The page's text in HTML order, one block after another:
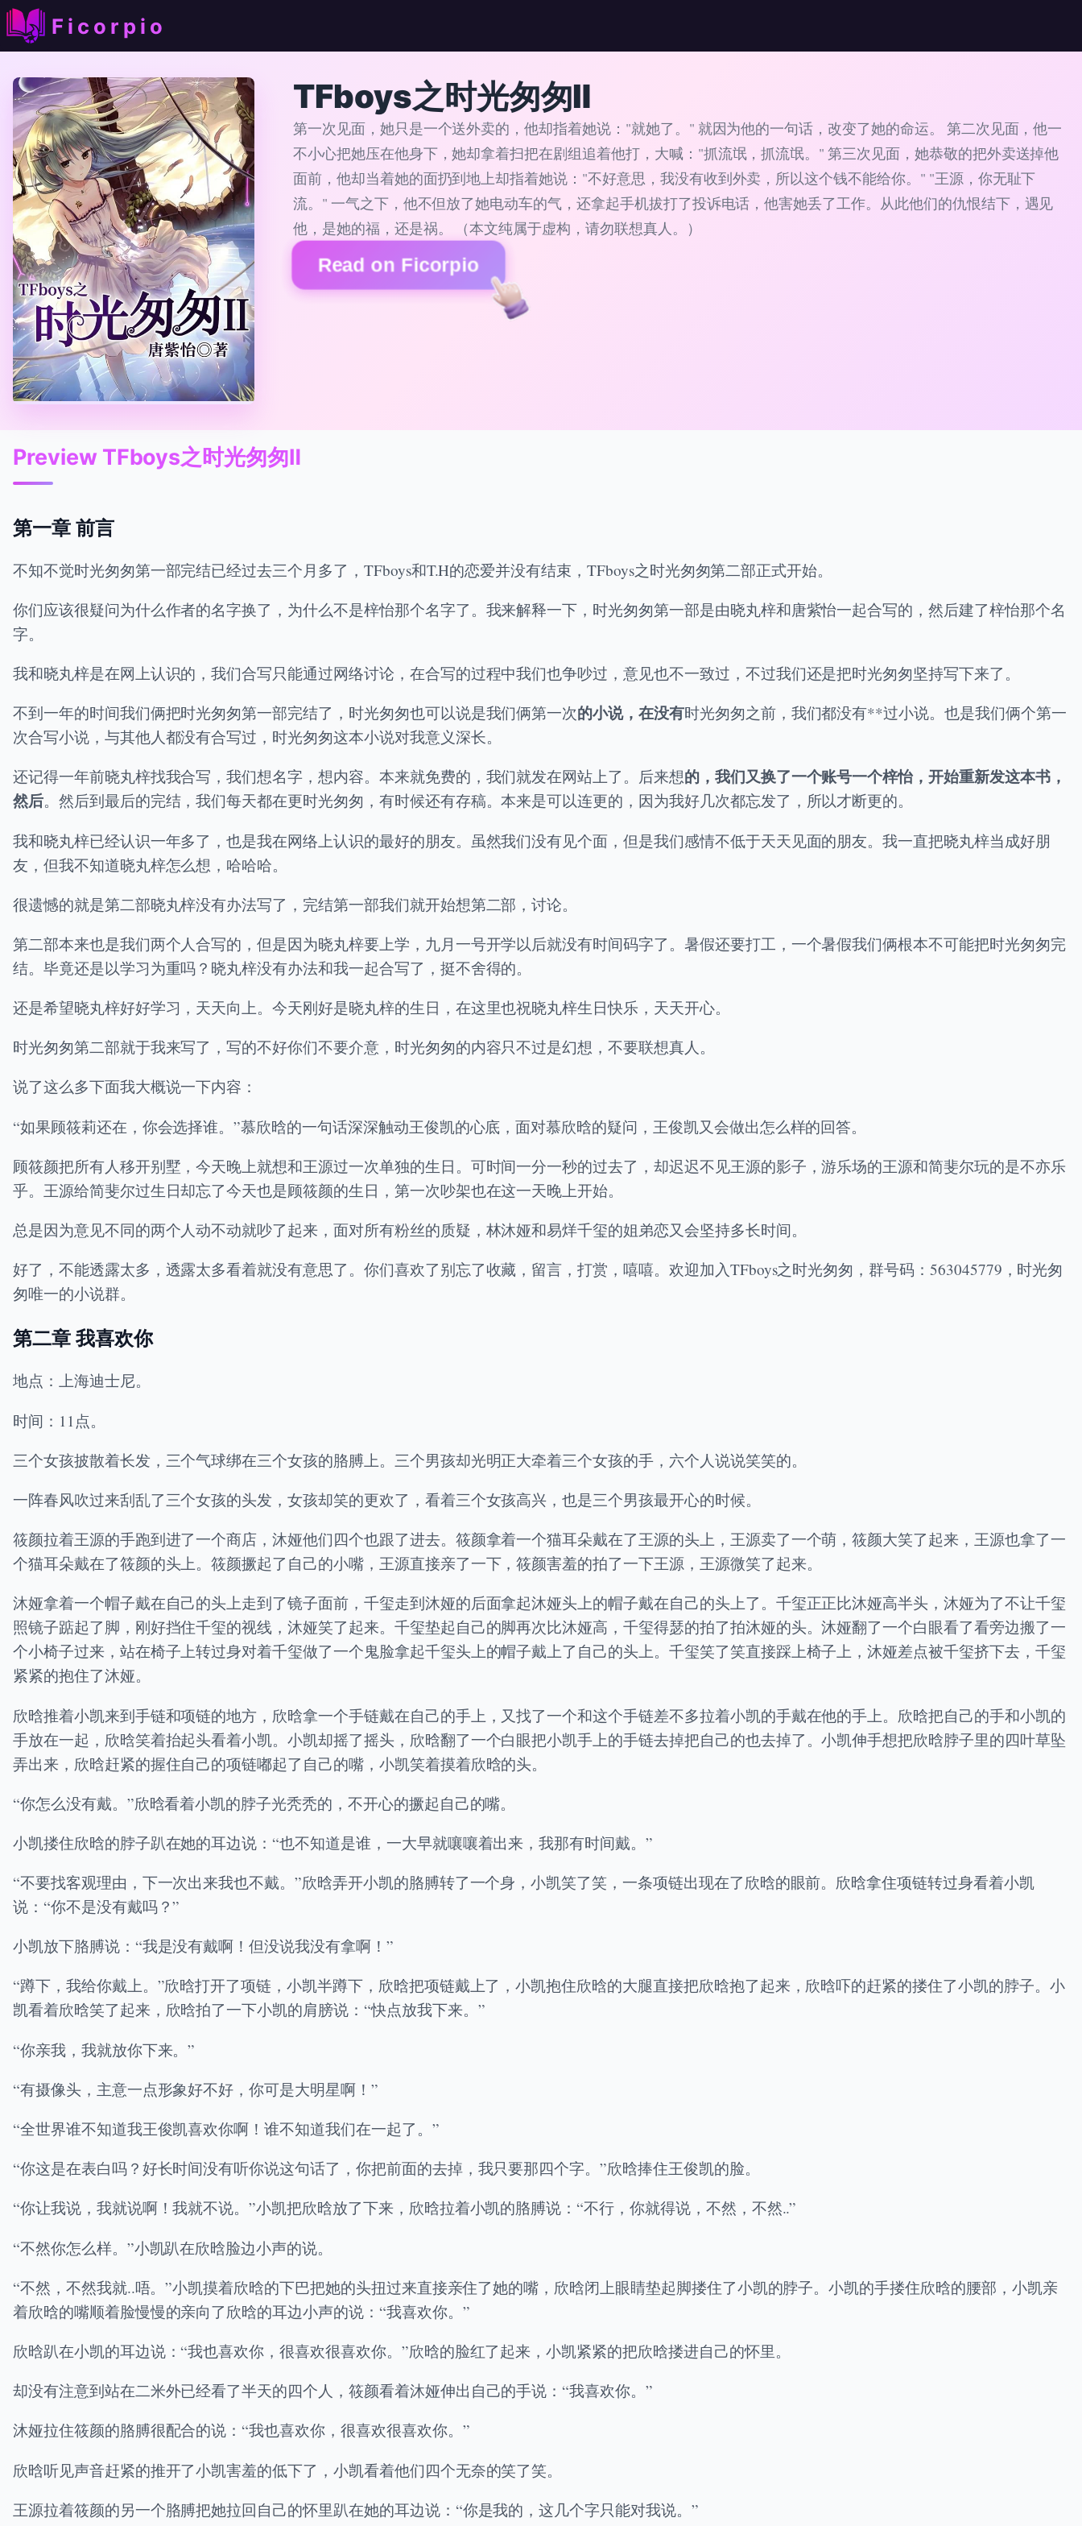
Ficorpio
TFboys之时光匆匆Ⅱ
第一次见面，她只是一个送外卖的，他却指着她说："就她了。" 就因为他的一句话，改变了她的命运。 第二次见面，他一
不小心把她压在他身下，她却拿着扫把在剧组追着他打，大喊："抓流氓，抓流氓。" 第三次见面，她恭敬的把外卖送掉他
面前，他却当着她的面扔到地上却指着她说："不好意思，我没有收到外卖，所以这个钱不能给你。" "王源，你无耻下
流。" 一气之下，他不但放了她电动车的气，还拿起手机拔打了投诉电话，他害她丢了工作。从此他们的仇恨结下，遇见
他，是她的福，还是祸。 （本文纯属于虚构，请勿联想真人。）
Read on Ficorpio
Preview TFboys之时光匆匆Ⅱ
第一章 前言
不知不觉时光匆匆第一部完结已经过去三个月多了，TFboys和T.H的恋爱并没有结束，TFboys之时光匆匆第二部正式开始。
你们应该很疑问为什么作者的名字换了，为什么不是梓怡那个名字了。我来解释一下，时光匆匆第一部是由晓丸梓和唐紫怡一起合写的，然后建了梓怡那个名
字。
我和晓丸梓是在网上认识的，我们合写只能通过网络讨论，在合写的过程中我们也争吵过，意见也不一致过，不过我们还是把时光匆匆坚持写下来了。
不到一年的时间我们俩把时光匆匆第一部完结了，时光匆匆也可以说是我们俩第一次的小说，在没有时光匆匆之前，我们都没有**过小说。也是我们俩个第一
次合写小说，与其他人都没有合写过，时光匆匆这本小说对我意义深长。
还记得一年前晓丸梓找我合写，我们想名字，想内容。本来就免费的，我们就发在网站上了。后来想的，我们又换了一个账号一个梓怡，开始重新发这本书，
然后。然后到最后的完结，我们每天都在更时光匆匆，有时候还有存稿。本来是可以连更的，因为我好几次都忘发了，所以才断更的。
我和晓丸梓已经认识一年多了，也是我在网络上认识的最好的朋友。虽然我们没有见个面，但是我们感情不低于天天见面的朋友。我一直把晓丸梓当成好朋
友，但我不知道晓丸梓怎么想，哈哈哈。
很遗憾的就是第二部晓丸梓没有办法写了，完结第一部我们就开始想第二部，讨论。
第二部本来也是我们两个人合写的，但是因为晓丸梓要上学，九月一号开学以后就没有时间码字了。暑假还要打工，一个暑假我们俩根本不可能把时光匆匆完
结。毕竟还是以学习为重吗？晓丸梓没有办法和我一起合写了，挺不舍得的。
还是希望晓丸梓好好学习，天天向上。今天刚好是晓丸梓的生日，在这里也祝晓丸梓生日快乐，天天开心。
时光匆匆第二部就于我来写了，写的不好你们不要介意，时光匆匆的内容只不过是幻想，不要联想真人。
说了这么多下面我大概说一下内容：
“如果顾筱莉还在，你会选择谁。”慕欣晗的一句话深深触动王俊凯的心底，面对慕欣晗的疑问，王俊凯又会做出怎么样的回答。
顾筱颜把所有人移开别墅，今天晚上就想和王源过一次单独的生日。可时间一分一秒的过去了，却迟迟不见王源的影子，游乐场的王源和简斐尔玩的是不亦乐
乎。王源给简斐尔过生日却忘了今天也是顾筱颜的生日，第一次吵架也在这一天晚上开始。
总是因为意见不同的两个人动不动就吵了起来，面对所有粉丝的质疑，林沐娅和易烊千玺的姐弟恋又会坚持多长时间。
好了，不能透露太多，透露太多看着就没有意思了。你们喜欢了别忘了收藏，留言，打赏，嘻嘻。欢迎加入TFboys之时光匆匆，群号码：563045779，时光匆
匆唯一的小说群。
第二章 我喜欢你
地点：上海迪士尼。
时间：11点。
三个女孩披散着长发，三个气球绑在三个女孩的胳膊上。三个男孩却光明正大牵着三个女孩的手，六个人说说笑笑的。
一阵春风吹过来刮乱了三个女孩的头发，女孩却笑的更欢了，看着三个女孩高兴，也是三个男孩最开心的时候。
筱颜拉着王源的手跑到进了一个商店，沐娅他们四个也跟了进去。筱颜拿着一个猫耳朵戴在了王源的头上，王源卖了一个萌，筱颜大笑了起来，王源也拿了一
个猫耳朵戴在了筱颜的头上。筱颜撅起了自己的小嘴，王源直接亲了一下，筱颜害羞的拍了一下王源，王源微笑了起来。
沐娅拿着一个帽子戴在自己的头上走到了镜子面前，千玺走到沐娅的后面拿起沐娅头上的帽子戴在自己的头上了。千玺正正比沐娅高半头，沐娅为了不让千玺
照镜子踮起了脚，刚好挡住千玺的视线，沐娅笑了起来。千玺垫起自己的脚再次比沐娅高，千玺得瑟的拍了拍沐娅的头。沐娅翻了一个白眼看了看旁边搬了一
个小椅子过来，站在椅子上转过身对着千玺做了一个鬼脸拿起千玺头上的帽子戴上了自己的头上。千玺笑了笑直接踩上椅子上，沐娅差点被千玺挤下去，千玺
紧紧的抱住了沐娅。
欣晗推着小凯来到手链和项链的地方，欣晗拿一个手链戴在自己的手上，又找了一个和这个手链差不多拉着小凯的手戴在他的手上。欣晗把自己的手和小凯的
手放在一起，欣晗笑着抬起头看着小凯。小凯却摇了摇头，欣晗翻了一个白眼把小凯手上的手链去掉把自己的也去掉了。小凯伸手想把欣晗脖子里的四叶草坠
弄出来，欣晗赶紧的握住自己的项链嘟起了自己的嘴，小凯笑着摸着欣晗的头。
“你怎么没有戴。”欣晗看着小凯的脖子光秃秃的，不开心的撅起自己的嘴。
小凯搂住欣晗的脖子趴在她的耳边说：“也不知道是谁，一大早就嚷嚷着出来，我那有时间戴。”
“不要找客观理由，下一次出来我也不戴。”欣晗弄开小凯的胳膊转了一个身，小凯笑了笑，一条项链出现在了欣晗的眼前。欣晗拿住项链转过身看着小凯
说：“你不是没有戴吗？”
小凯放下胳膊说：“我是没有戴啊！但没说我没有拿啊！”
“蹲下，我给你戴上。”欣晗打开了项链，小凯半蹲下，欣晗把项链戴上了，小凯抱住欣晗的大腿直接把欣晗抱了起来，欣晗吓的赶紧的搂住了小凯的脖子。小
凯看着欣晗笑了起来，欣晗拍了一下小凯的肩膀说：“快点放我下来。”
“你亲我，我就放你下来。”
“有摄像头，主意一点形象好不好，你可是大明星啊！”
“全世界谁不知道我王俊凯喜欢你啊！谁不知道我们在一起了。”
“你这是在表白吗？好长时间没有听你说这句话了，你把前面的去掉，我只要那四个字。”欣晗捧住王俊凯的脸。
“你让我说，我就说啊！我就不说。”小凯把欣晗放了下来，欣晗拉着小凯的胳膊说：“不行，你就得说，不然，不然..”
“不然你怎么样。”小凯趴在欣晗脸边小声的说。
“不然，不然我就..唔。”小凯摸着欣晗的下巴把她的头扭过来直接亲住了她的嘴，欣晗闭上眼睛垫起脚搂住了小凯的脖子。小凯的手搂住欣晗的腰部，小凯亲
着欣晗的嘴顺着脸慢慢的亲向了欣晗的耳边小声的说：“我喜欢你。”
欣晗趴在小凯的耳边说：“我也喜欢你，很喜欢很喜欢你。”欣晗的脸红了起来，小凯紧紧的把欣晗搂进自己的怀里。
却没有注意到站在二米外已经看了半天的四个人，筱颜看着沐娅伸出自己的手说：“我喜欢你。”
沐娅拉住筱颜的胳膊很配合的说：“我也喜欢你，很喜欢很喜欢你。”
欣晗听见声音赶紧的推开了小凯害羞的低下了，小凯看着他们四个无奈的笑了笑。
王源拉着筱颜的另一个胳膊把她拉回自己的怀里趴在她的耳边说：“你是我的，这几个字只能对我说。”